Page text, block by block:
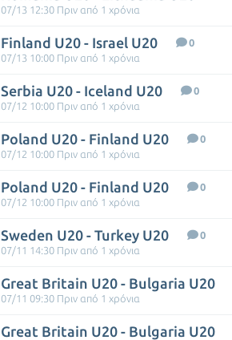
07/13 12:30 Πριν από 1 χρόνια
Finland U20 - Israel U20
0
07/13 10:00 Πριν από 1 χρόνια
Serbia U20 - Iceland U20
0
07/12 10:00 Πριν από 1 χρόνια
Poland U20 - Finland U20
0
07/12 10:00 Πριν από 1 χρόνια
Poland U20 - Finland U20
0
07/12 10:00 Πριν από 1 χρόνια
Sweden U20 - Turkey U20
0
07/11 14:30 Πριν από 1 χρόνια
Great Britain U20 - Bulgaria U20
07/11 09:30 Πριν από 1 χρόνια
Great Britain U20 - Bulgaria U20